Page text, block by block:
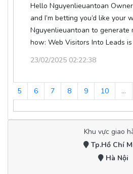
Hello Nguyenlieuantoan Owner
and I’m betting you’d like your
Nguyenlieuantoan to generate
how: Web Visitors Into Leads
23/02/2025 02:22:38
5 6 7 8 9 10 ...
Khu vực giao
Tp.Hồ Chí
Hà Nội